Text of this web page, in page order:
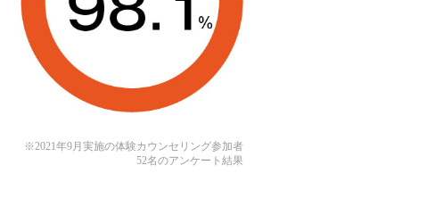
※2021年9月実施の体験カウンセリング参加者
52名のアンケート結果